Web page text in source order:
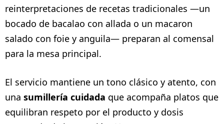
reinterpretaciones de recetas tradicionales —un
bocado de bacalao con allada o un macaron
salado con foie y anguila— preparan al comensal
para la mesa principal.
El servicio mantiene un tono clásico y atento, con
una sumillería cuidada que acompaña platos que
equilibran respeto por el producto y dosis